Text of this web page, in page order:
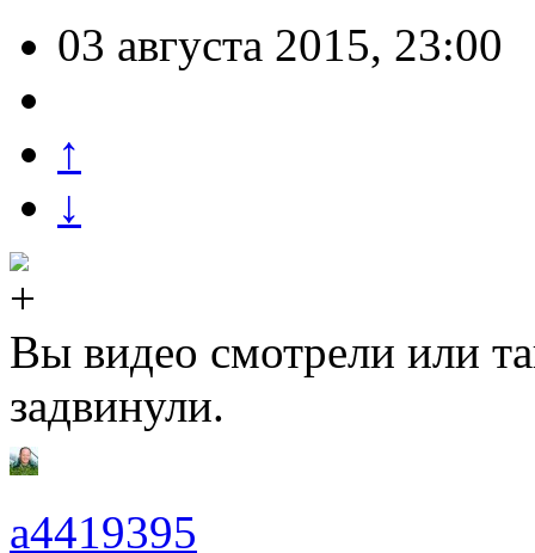
03 августа 2015, 23:00
↑
↓
Вы видео смотрели или
задвинули.
a4419395